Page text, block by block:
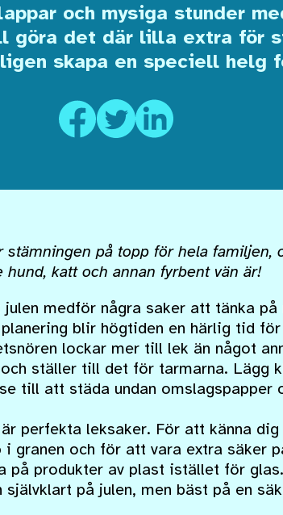
och mysiga stunder
göra det där lilla extra för
skapa en speciell helg
på topp för hela familjen,
katt och annan fyrbent vän är!
medför några saker att tänka
blir högtiden en härlig tid
lockar mer till lek än något
ställer till det för tarmarna. Lägg
till att städa undan omslagspapper
perfekta leksaker. För att känna
i granen och för att vara extra säker
på produkter av plast istället för
på julen, men bäst på en